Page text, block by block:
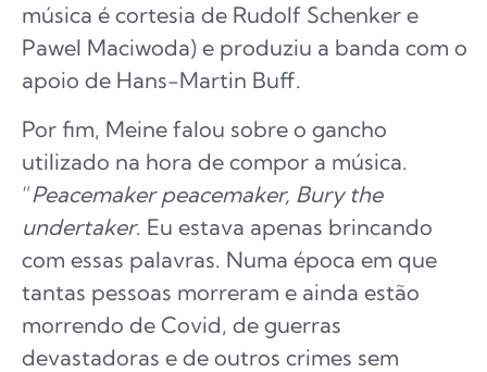
música é cortesia de Rudolf Schenker e
Pawel Maciwoda) e produziu a banda com o
apoio de Hans-Martin Buff.
Por fim, Meine falou sobre o gancho
utilizado na hora de compor a música.
“Peacemaker peacemaker, Bury the
undertaker. Eu estava apenas brincando
com essas palavras. Numa época em que
tantas pessoas morreram e ainda estão
morrendo de Covid, de guerras
devastadoras e de outros crimes sem